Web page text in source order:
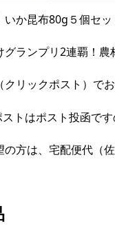
いか昆布80g５個セ
グランプリ2連覇！農
クリックポスト）で
トはポスト投函です
方は、宅配便代（